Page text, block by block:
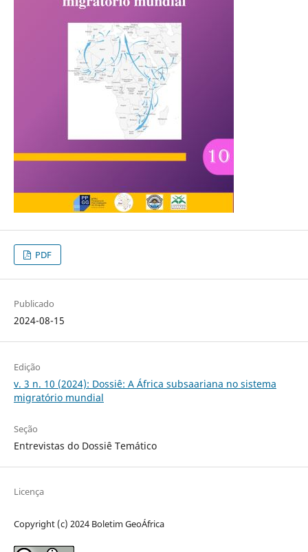
PDF
Publicado
2024-08-15
Edição
v. 3 n. 10 (2024): Dossiê: A África subsaariana no sistema
migratório mundial
Seção
Entrevistas do Dossiê Temático
Licença
Copyright (c) 2024 Boletim GeoÁfrica